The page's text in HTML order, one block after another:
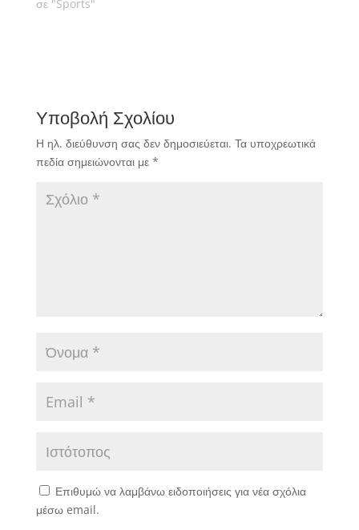
σε "Sports"
Υποβολή Σχολίου
Η ηλ. διεύθυνση σας δεν δημοσιεύεται. Τα υποχρεωτικά
πεδία σημειώνονται με *
Επιθυμώ να λαμβάνω ειδοποιήσεις για νέα σχόλια
μέσω email.